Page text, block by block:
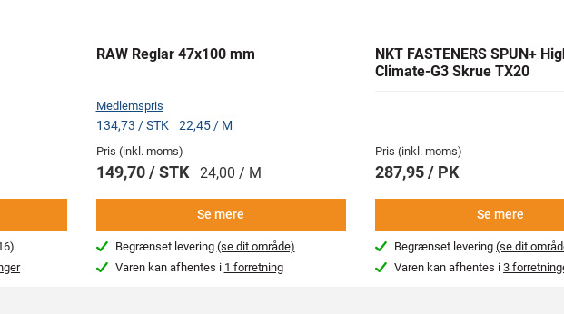
RAW Reglar 47x100 mm
Medlemspris
134,73 / STK 22,45 / M
Pris (inkl. moms)
149,70 / STK 24,00 / M
Se mere
Begrænset levering (se dit område)
Varen kan afhentes i 1 forretning
NKT FASTENERS SPUN+
Climate-G3 Skrue TX20
Pris (inkl. moms)
287,95 / PK
Se mere
Begrænset levering(se dit
Varen kan afhentes i3